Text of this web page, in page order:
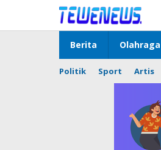
konten
Berita Olahraga
Politik Sport Artis